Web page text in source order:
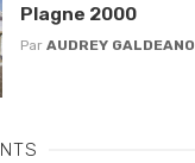
Plagne 2000
Par AUDREY GALDEANO